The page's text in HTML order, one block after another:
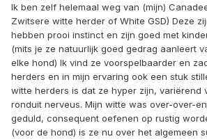
Ik ben zelf helemaal weg van (mijn)
Zwitsere witte herder of White GSD) Deze
hebben prooi instinct en zijn goed met
(mits je ze natuurlijk goed gedrag aanleert
elke hond) Ik vind ze voorspelbaarder en
herders en in mijn ervaring ook een stuk
witte herders is dat ze hyper zijn, variërend
ronduit nerveus. Mijn witte was over-over-
geduld, consequent oefenen op rustig
(voor de hond) is ze nu over het algemeen